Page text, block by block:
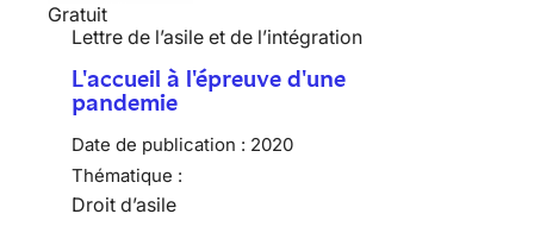
Gratuit
Lettre de l’asile et de l’intégration
L'accueil à l'épreuve d'une
pandemie
Date de publication : 2020
Thématique :
Droit d’asile